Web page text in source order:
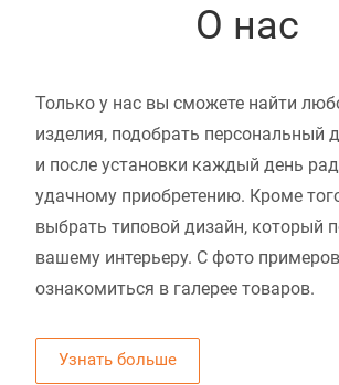
О нас
Только у нас вы сможете найти
изделия, подобрать персональный
и после установки каждый день
удачному приобретению. Кроме
выбрать типовой дизайн, который
вашему интерьеру. С фото
ознакомиться в галерее товаров.
Узнать больше